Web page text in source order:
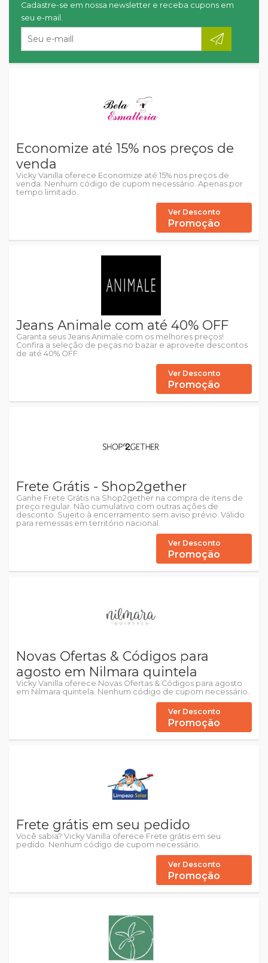
Cadastre-se em nossa newsletter e receba cupons em
seu e-mail.
Economize até 15% nos preços de
venda
Vicky Vanilla oferece Economize até 15% nos preços de
venda. Nenhum código de cupom necessário. Apenas por
tempo limitado.
Ver Desconto
Promoção
Jeans Animale com até 40% OFF
Garanta seus Jeans Animale com os melhores preços!
Confira a seleção de peças no bazar e aproveite descontos
de até 40% OFF.
Ver Desconto
Promoção
Frete Grátis - Shop2gether
Ganhe Frete Grátis na Shop2gether na compra de itens de
preço regular. Não cumulativo com outras ações de
desconto. Sujeito à encerramento sem aviso prévio. Válido
para remessas em território nacional.
Ver Desconto
Promoção
Novas Ofertas & Códigos para
agosto em Nilmara quintela
Vicky Vanilla oferece Novas Ofertas & Códigos para agosto
em Nilmara quintela. Nenhum código de cupom necessário.
Ver Desconto
Promoção
Frete grátis em seu pedido
Você sabia? Vicky Vanilla oferece Frete grátis em seu
pedido. Nenhum código de cupom necessário.
Ver Desconto
Promoção